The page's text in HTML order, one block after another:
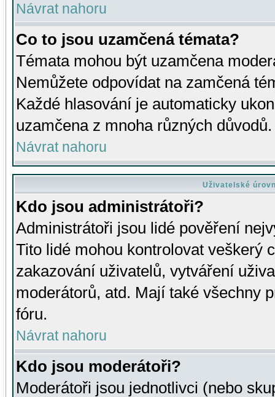
Návrat nahoru
Co to jsou uzamčená témata?
Témata mohou být uzamčena
Nemůžete odpovídat na zamčená
Každé hlasování je automaticky
uzamčena z mnoha různých důvodů.
Návrat nahoru
Uživatelské
Kdo jsou administrátoři?
Administrátoři jsou lidé pověření
Tito lidé mohou kontrolovat veškerý
zakazování uživatelů, vytváření
moderátorů, atd. Mají také všechny
fóru.
Návrat nahoru
Kdo jsou moderátoři?
Moderátoři jsou jednotlivci (nebo